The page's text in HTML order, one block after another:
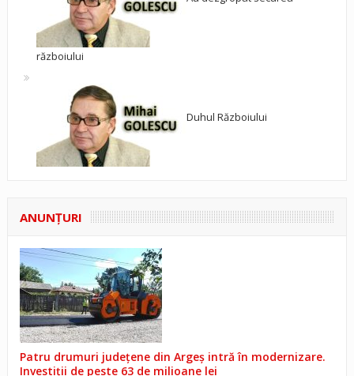
războiului
Duhul Războiului
ANUNŢURI
Patru drumuri județene din Argeș intră în modernizare.
Investiții de peste 63 de milioane lei